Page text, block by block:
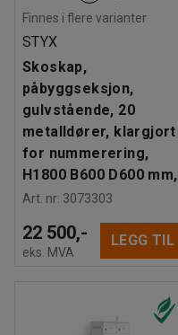
Finnes i flere varianter
STYX
Skoskap,
påbyggseksjon,
gulvstående, 20
metalldører, klargjort
for nummerering,
H1800 B600 D600 mm,
Art. nr: 3073303
22 500,-
eks. MVA
LEGG TIL